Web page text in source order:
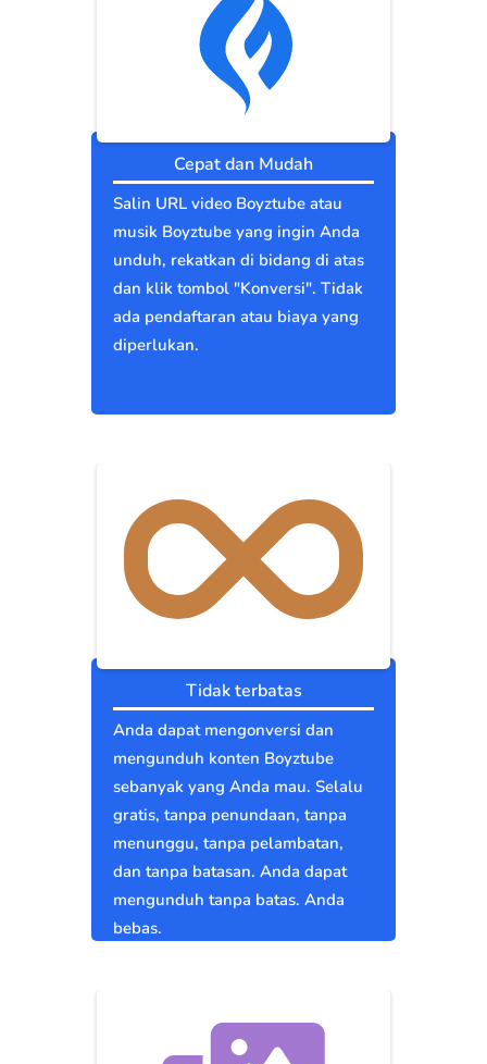
Cepat dan Mudah
Salin URL video Boyztube atau
musik Boyztube yang ingin Anda
unduh, rekatkan di bidang di atas
dan klik tombol "Konversi". Tidak
ada pendaftaran atau biaya yang
diperlukan.
Tidak terbatas
Anda dapat mengonversi dan
mengunduh konten Boyztube
sebanyak yang Anda mau. Selalu
gratis, tanpa penundaan, tanpa
menunggu, tanpa pelambatan,
dan tanpa batasan. Anda dapat
mengunduh tanpa batas. Anda
bebas.